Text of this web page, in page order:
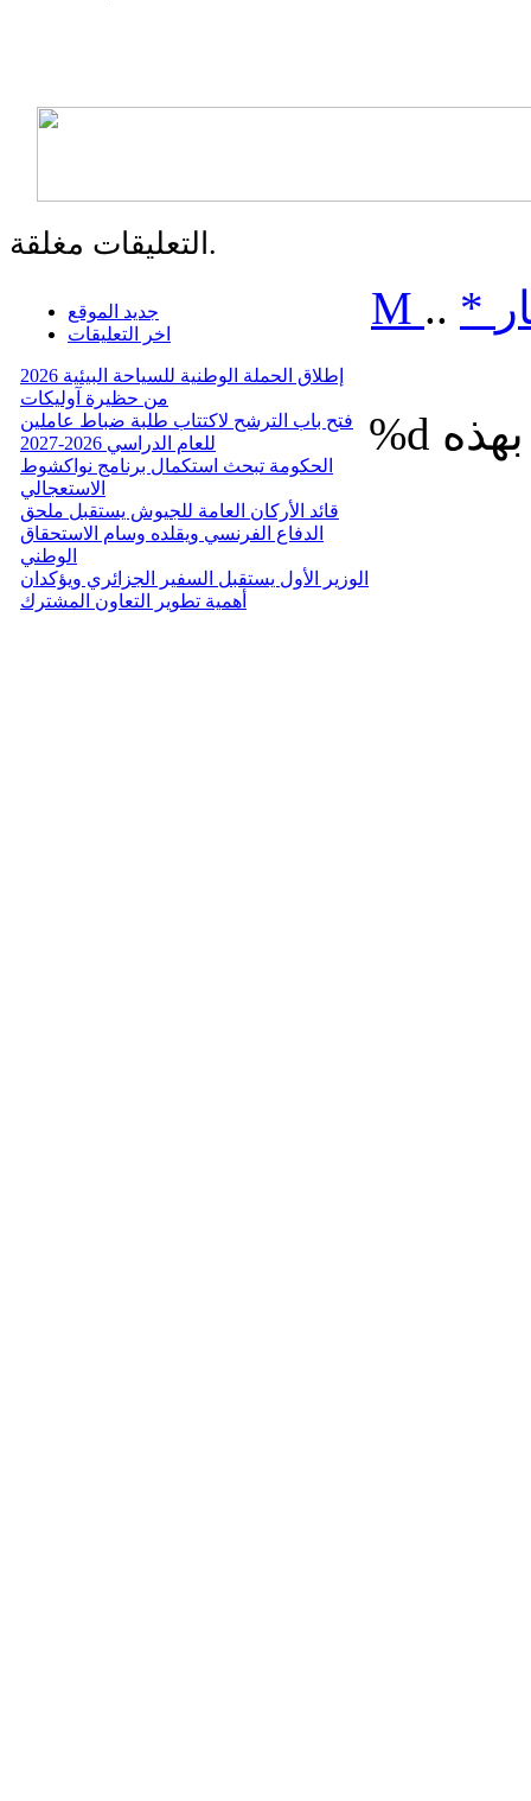
التعليقات مغلقة.
جديد الموقع
اخر التعليقات
إطلاق الحملة الوطنية للسياحة البيئية 2026
من حظيرة آوليكات
فتح باب الترشح لاكتتاب طلبة ضباط عاملين
للعام الدراسي 2026-2027
الحكومة تبحث استكمال برنامج نواكشوط
الاستعجالي
قائد الأركان العامة للجيوش يستقبل ملحق
الدفاع الفرنسي ويقلده وسام الاستحقاق
الوطني
الوزير الأول يستقبل السفير الجزائري ويؤكدان
أهمية تطوير التعاون المشترك
M .. *
%d